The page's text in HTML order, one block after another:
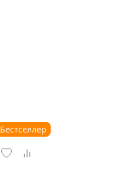
Бестселлер